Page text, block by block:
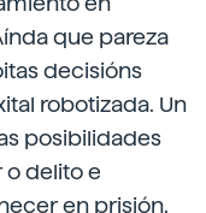
que pareza
decisións
robotizada. Un
posibilidades
delito e
en prisión.